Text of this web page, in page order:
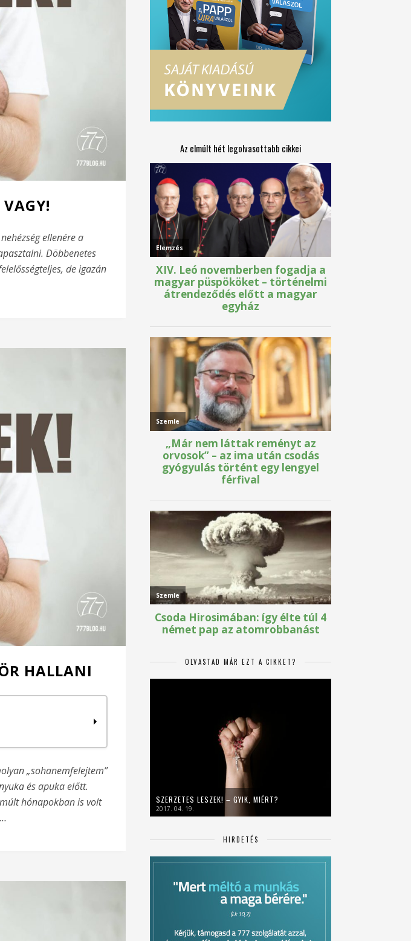
ellenére a
Döbbenetes
de igazán
HALLANI
„sohanemfelejtem”
és apuka előtt.
hónapokban is volt
Az elmúlt hét legolvasottabb cikkei
OLVASTAD MÁR EZT A CIKKET?
SZERZETES LESZEK! – GYIK, MIÉRT?
2017. 04. 19.
HIRDETÉS